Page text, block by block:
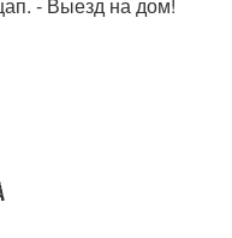
- Выезд на дом!